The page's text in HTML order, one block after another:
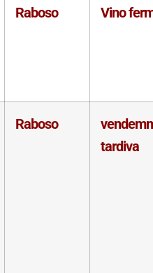
Raboso Vino
Raboso
tardiva